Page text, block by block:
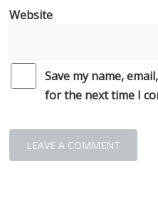
Website
Save my name,
for the next time I